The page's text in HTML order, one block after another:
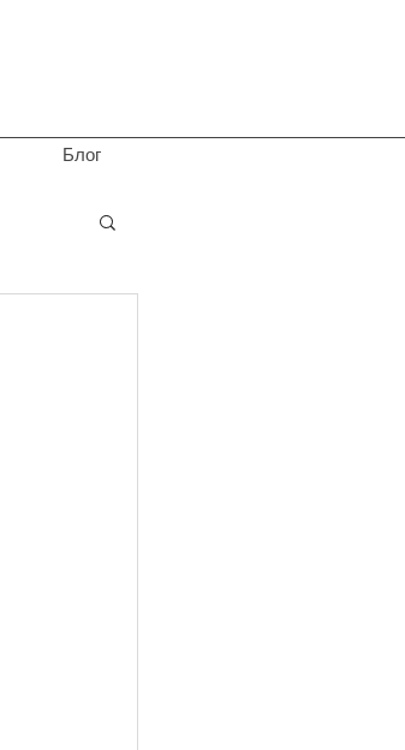
Блог